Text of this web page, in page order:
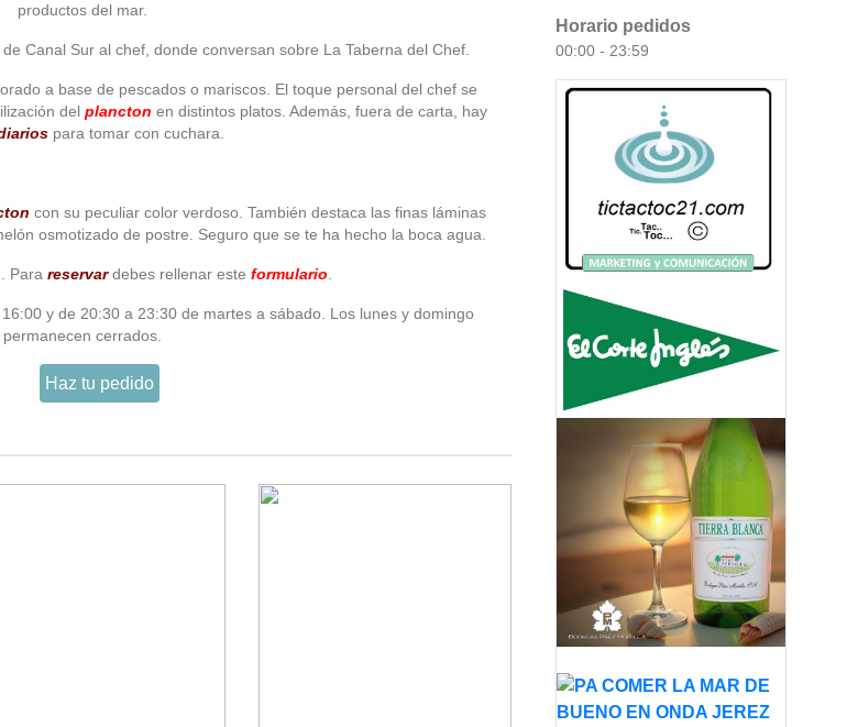
productos del mar.
de Canal Sur al chef, donde conversan sobre La Taberna del Chef.
a base de pescados o mariscos. El toque personal del chef se
del plancton en distintos platos. Además, fuera de carta, hay
para tomar con cuchara.
con su peculiar color verdoso. También destaca las finas láminas
osmotizado de postre. Seguro que se te ha hecho la boca agua.
. Para reservar debes rellenar este formulario
y de 20:30 a 23:30 de martes a sábado. Los lunes y domingo
permanecen cerrados.
Haz tu pedido
Horario pedidos
00:00 - 23:59